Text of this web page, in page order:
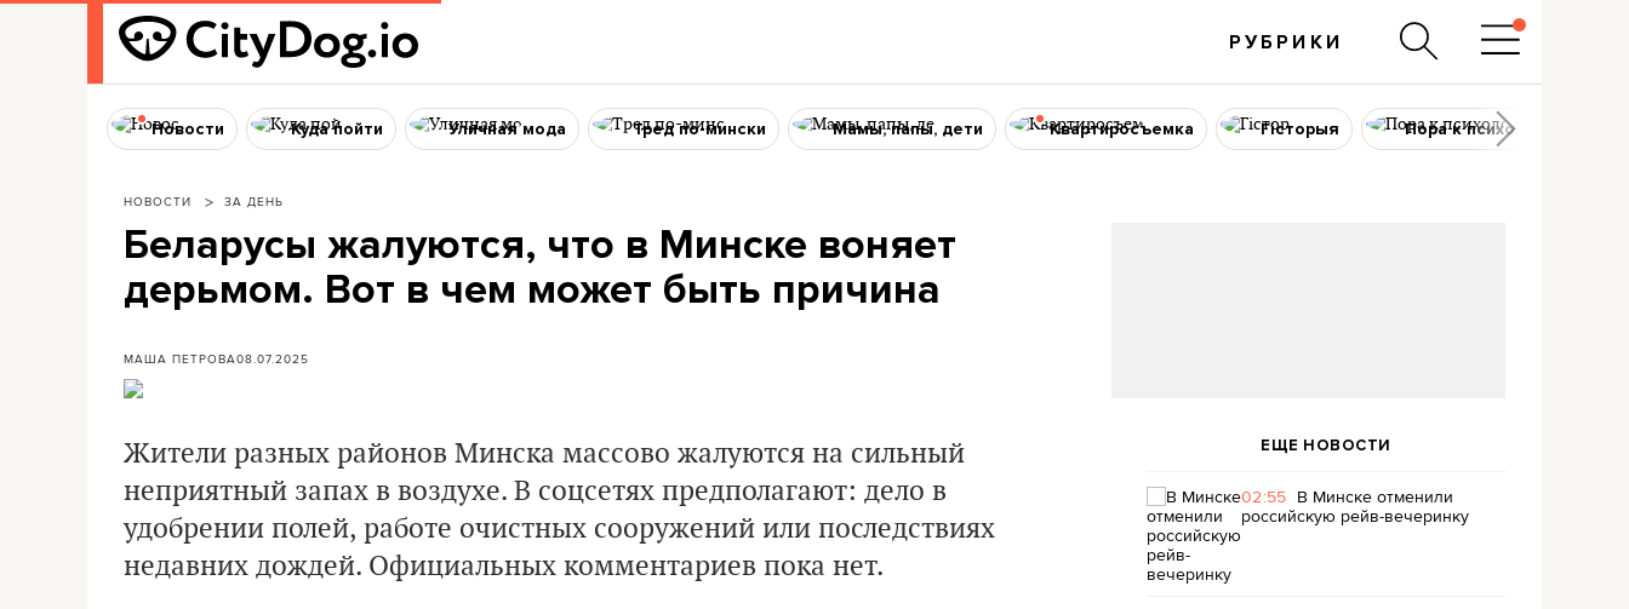
РУБРИКИ
Новости Куда пойти Уличная мода Тред по-мински Мамы, папы, дети Квартиросъемка Гісторыя Пора к психологу
НОВОСТИ ЗА ДЕНЬ
Беларусы жалуются, что в Минске воняет
дерьмом. Вот в чем может быть причина
МАША ПЕТРОВА08.07.2025
Жители разных районов Минска массово жалуются на сильный
неприятный запах в воздухе. В соцсетях предполагают: дело в
удобрении полей, работе очистных сооружений или последствиях
недавних дождей. Официальных комментариев пока нет.
ЕЩЕ НОВОСТИ
02:55 В Минске отменили
российскую рейв-вечеринку